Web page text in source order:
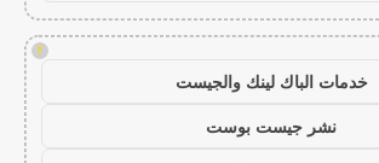
!
خدمات الباك لينك والجيست
نشر جيست بوست